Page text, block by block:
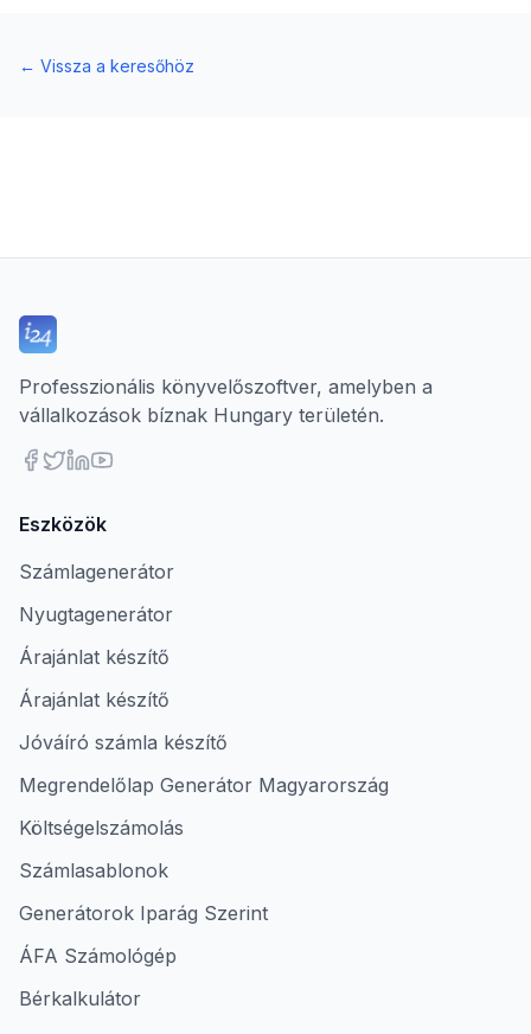
← Vissza a keresőhöz
Professzionális könyvelőszoftver, amelyben a
vállalkozások bíznak Hungary területén.
Eszközök
Számlagenerátor
Nyugtagenerátor
Árajánlat készítő
Árajánlat készítő
Jóváíró számla készítő
Megrendelőlap Generátor Magyarország
Költségelszámolás
Számlasablonok
Generátorok Iparág Szerint
ÁFA Számológép
Bérkalkulátor